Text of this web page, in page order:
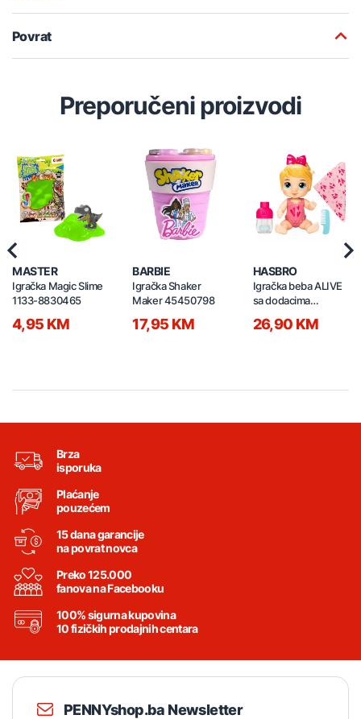
Povrat
Preporučeni proizvodi
MASTER
Igračka Magic Slime
1133-8830465
4,95 KM
BARBIE
Igračka Shaker
Maker 45450798
17,95 KM
HASBRO
Igračka beba ALIVE
sa dodacima
26,90 KM
Previous
Brza
isporuka
Plaćanje
pouzećem
15 dana garancije
na povrat novca
Preko 125.000
fanova na Facebooku
100% sigurna kupovina
10 fizičkih prodajnih centara
PENNYshop.ba Newsletter